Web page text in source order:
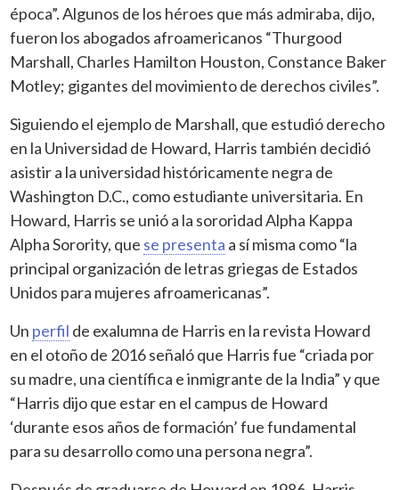
época”. Algunos de los héroes que más admiraba, dijo,
fueron los abogados afroamericanos “Thurgood
Marshall, Charles Hamilton Houston, Constance Baker
Motley; gigantes del movimiento de derechos civiles”.
Siguiendo el ejemplo de Marshall, que estudió derecho
en la Universidad de Howard, Harris también decidió
asistir a la universidad históricamente negra de
Washington D.C., como estudiante universitaria. En
Howard, Harris se unió a la sororidad Alpha Kappa
Alpha Sorority, que se presenta a sí misma como “la
principal organización de letras griegas de Estados
Unidos para mujeres afroamericanas”.
Un perfil de exalumna de Harris en la revista Howard
en el otoño de 2016 señaló que Harris fue “criada por
su madre, una científica e inmigrante de la India” y que
“Harris dijo que estar en el campus de Howard
‘durante esos años de formación’ fue fundamental
para su desarrollo como una persona negra”.